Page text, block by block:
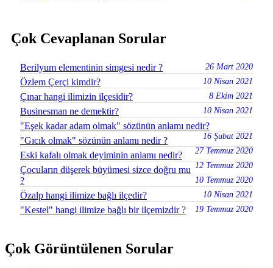
Çok Cevaplanan Sorular
Berilyum elementinin simgesi nedir ? 26 Mart 2020
Özlem Çerçi kimdir? 10 Nisan 2021
Çınar hangi ilimizin ilçesidir? 8 Ekim 2021
Businesman ne demektir? 10 Nisan 2021
"Eşek kadar adam olmak" sözünün anlamı nedir?
16 Şubat 2021
"Gıcık olmak" sözünün anlamı nedir ?
27 Temmuz 2020
Eski kafalı olmak deyiminin anlamı nedir?
12 Temmuz 2020
Çocuların düşerek büyümesi sizce doğru mu
?
10 Temmuz 2020
Özalp hangi ilimize bağlı ilçedir? 10 Nisan 2021
"Kestel" hangi ilimize bağlı bir ilçemizdir ? 19 Temmuz 2020
Çok Görüntülenen Sorular